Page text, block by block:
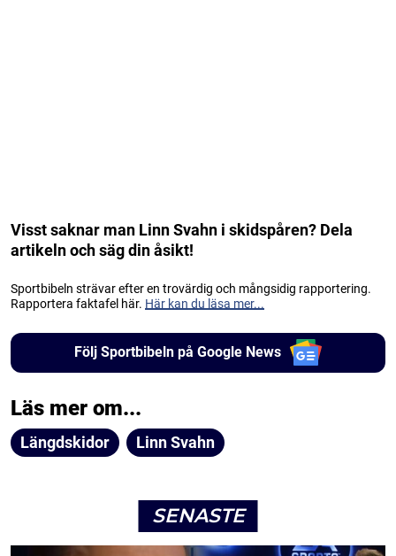
Visst saknar man Linn Svahn i skidspåren? Dela
artikeln och säg din åsikt!
Sportbibeln strävar efter en trovärdig och mångsidig rapportering.
Rapportera faktafel här. Här kan du läsa mer...
Följ Sportbibeln på Google News
Läs mer om...
Längdskidor Linn Svahn
SENASTE